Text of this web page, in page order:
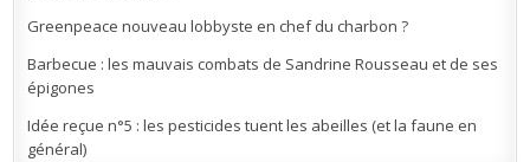
Greenpeace nouveau lobbyste en chef du charbon ?
Barbecue : les mauvais combats de Sandrine Rousseau et de ses
épigones
Idée reçue n°5 : les pesticides tuent les abeilles (et la faune en
général)